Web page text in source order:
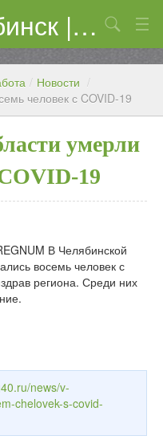
Грузчики Челябинск | Работа
Поиск
/ Новости /
человек с COVID-19
умерли
19
В Челябинской
восемь человек с
региона. Среди них
news/v-
chelovek-s-covid-